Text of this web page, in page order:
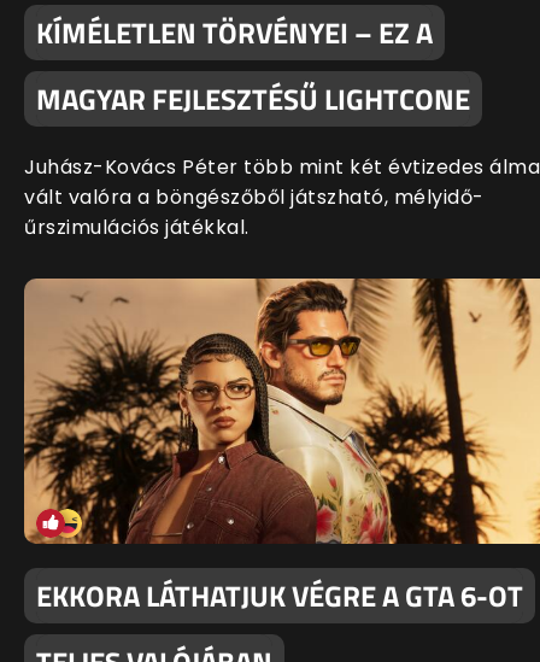
KÍMÉLETLEN TÖRVÉNYEI – EZ A
MAGYAR FEJLESZTÉSŰ LIGHTCONE
Juhász-Kovács Péter több mint két évtizedes álma
vált valóra a böngészőből játszható, mélyidő-
űrszimulációs játékkal.
EKKORA LÁTHATJUK VÉGRE A GTA 6-OT